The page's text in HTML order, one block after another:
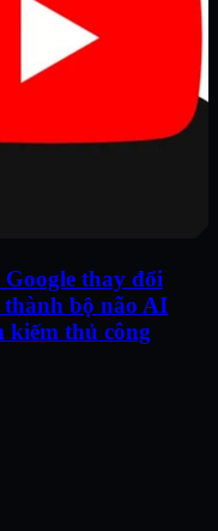
thay đổi
thành bộ não AI
kiếm thủ công